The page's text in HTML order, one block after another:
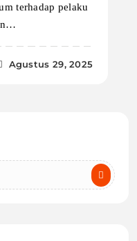
terhadap pelaku
Agustus 29, 2025